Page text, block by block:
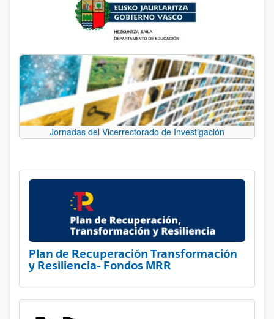
Jornadas del Vicerrectorado de Investigación
Plan de Recuperación Transformación
y Resiliencia- Fondos MRR